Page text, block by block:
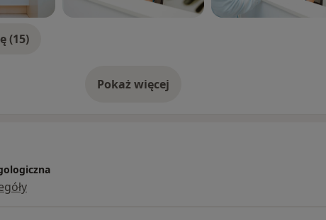
(15)
Pokaż więcejo doświadczeniu